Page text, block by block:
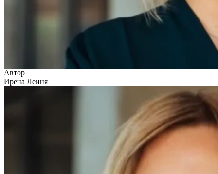
Автор
Ирена Леиня